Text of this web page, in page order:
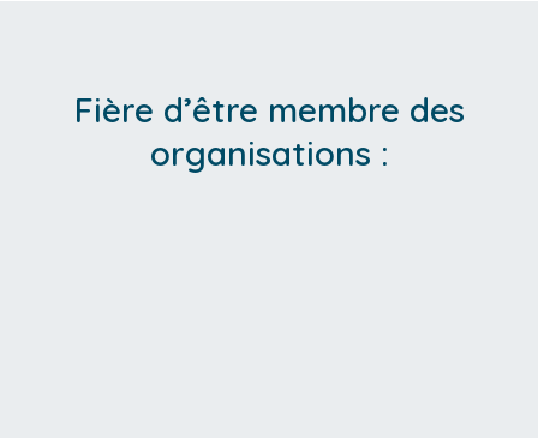
Fière d’être membre des
organisations :